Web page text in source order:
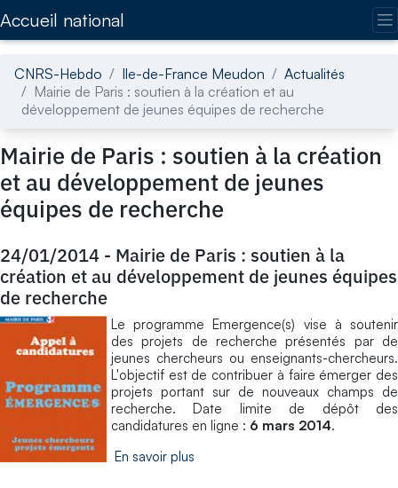
Accueil national
CNRS-Hebdo Ile-de-France Meudon
Actualités
Mairie de Paris : soutien à la création et au
développement de jeunes équipes de recherche
Mairie de Paris : soutien à la création
et au développement de jeunes
équipes de recherche
24/01/2014 - Mairie de Paris : soutien à la
création et au développement de jeunes équipes
de recherche
Le programme Emergence(s) vise à soutenir
des projets de recherche présentés par de
jeunes chercheurs ou enseignants-chercheurs.
L'objectif est de contribuer à faire émerger des
projets portant sur de nouveaux champs de
recherche. Date limite de dépôt des
candidatures en ligne : 6 mars 2014.
En savoir plus